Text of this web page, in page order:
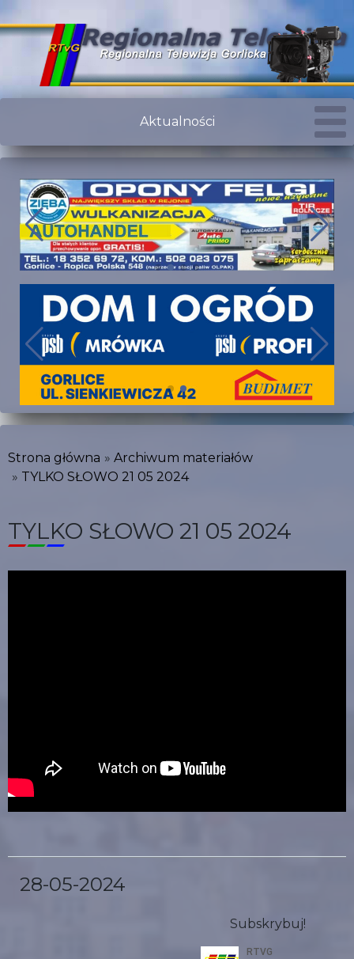
Aktualności
Strona główna
Archiwum materiałów
TYLKO SŁOWO 21 05 2024
TYLKO SŁOWO 21 05 2024
28-05-2024
Subskrybuj!